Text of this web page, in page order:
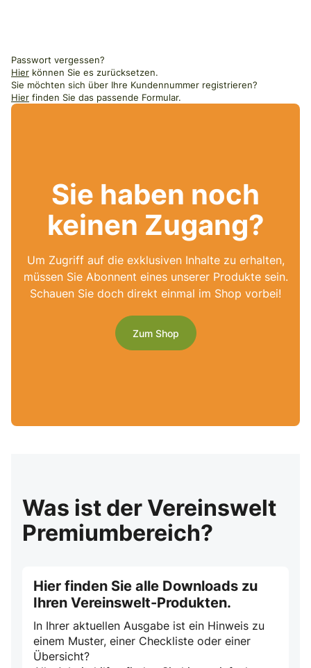
Passwort vergessen?
Hier können Sie es zurücksetzen.
Sie möchten sich über Ihre Kundennummer registrieren?
Hier finden Sie das passende Formular.
Sie haben noch
keinen Zugang?
Um Zugriff auf die exklusiven Inhalte zu erhalten,
müssen Sie Abonnent eines unserer Produkte sein.
Schauen Sie doch direkt einmal im Shop vorbei!
Zum Shop
Was ist der Vereinswelt
Premiumbereich?
Hier finden Sie alle Downloads zu
Ihren Vereinswelt-Produkten.
In Ihrer aktuellen Ausgabe ist ein Hinweis zu
einem Muster, einer Checkliste oder einer
Übersicht?